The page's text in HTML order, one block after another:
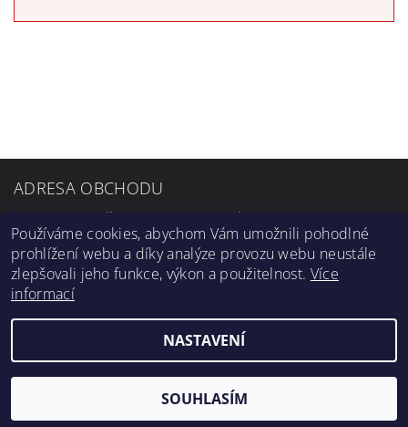
ADRESA OBCHODU
Petra Bezruče 13, 182 00 Praha 8
OTEVÍRACÍ DOBA
Po-Čt: 7:00-16:00
Pá: 7:00-14:30
2026 ©zetplus.cz, všechna práva vyhrazena
Vytvořil Shoptet
Používáme cookies, abychom Vám umožnili pohodlné
prohlížení webu a díky analýze provozu webu neustále
zlepšovali jeho funkce, výkon a použitelnost. Více
informací
NASTAVENÍ
SOUHLASÍM